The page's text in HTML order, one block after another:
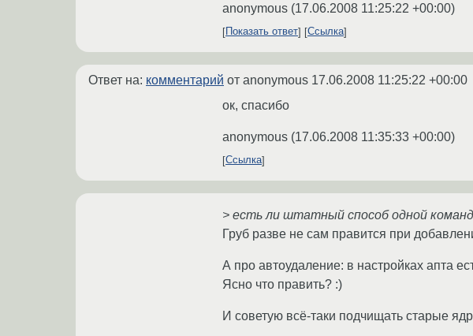
anonymous (17.06.2008 11:25:22 +00:00)
Показать ответ Ссылка
Ответ на: комментарий от anonymous 17.06.2008 11:25:22 +00:00
ок, спасибо
anonymous (17.06.2008 11:35:33 +00:00)
Ссылка
> есть ли штатный способ одной
Груб разве не сам правится при
А про автоудаление: в настройках апта
Ясно что править? :)
И советую всё-таки подчищать старые